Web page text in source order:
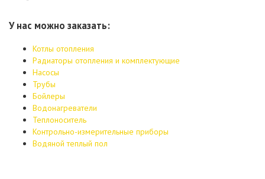
У нас можно заказать:
Котлы отопления
Радиаторы отопления и комплектующие
Насосы
Трубы
Бойлеры
Водонагреватели
Теплоноситель
Контрольно-измерительные приборы
Водяной теплый пол